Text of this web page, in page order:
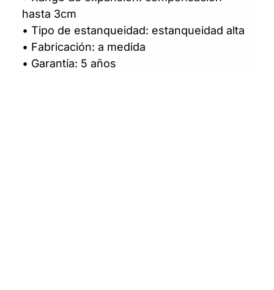
hasta 3cm
• Tipo de estanqueidad: estanqueidad alta
• Fabricación: a medida
• Garantía: 5 años